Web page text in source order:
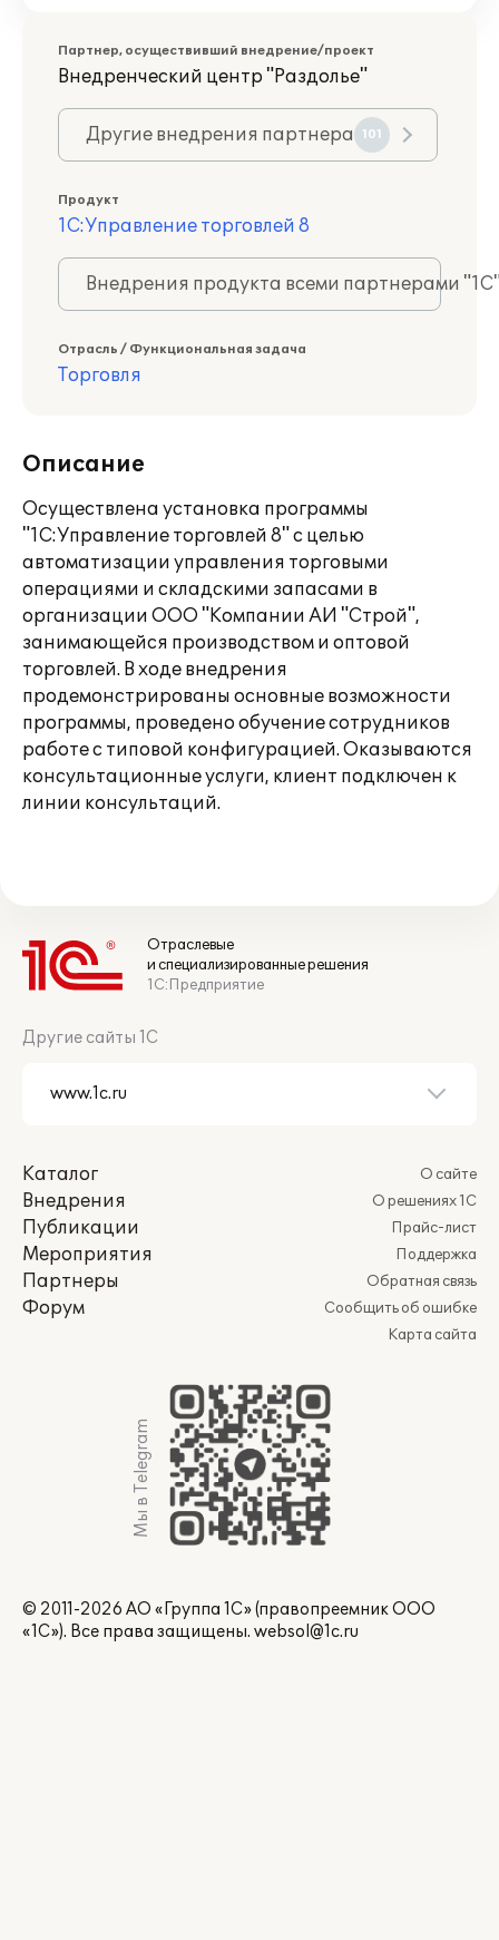
Партнер, осуществивший внедрение/проект
Внедренческий центр "Раздолье"
Другие внедрения партнера 101
Продукт
1С:Управление торговлей 8
Внедрения продукта всеми партнерами
Отрасль / Функциональная задача
Торговля
Описание
Осуществлена установка программы
"1С:Управление торговлей 8" с целью
автоматизации управления торговыми
операциями и складскими запасами в
организации ООО "Компании АИ "Строй",
занимающейся производством и оптовой
торговлей. В ходе внедрения
продемонстрированы основные возможности
программы, проведено обучение сотрудников
работе с типовой конфигурацией. Оказываются
консультационные услуги, клиент подключен к
линии консультаций.
Отраслевые
и специализированные решения
1С:Предприятие
Другие сайты 1С
Каталог
Внедрения
Публикации
Мероприятия
Партнеры
Форум
О сайте
О решениях 1С
Прайс-лист
Поддержка
Обратная связь
Сообщить об ошибке
Карта сайта
Мы в Telegram
© 2011-2026 АО «Группа 1С» (правопреемник ООО
«1С»). Все права защищены. websol@1c.ru